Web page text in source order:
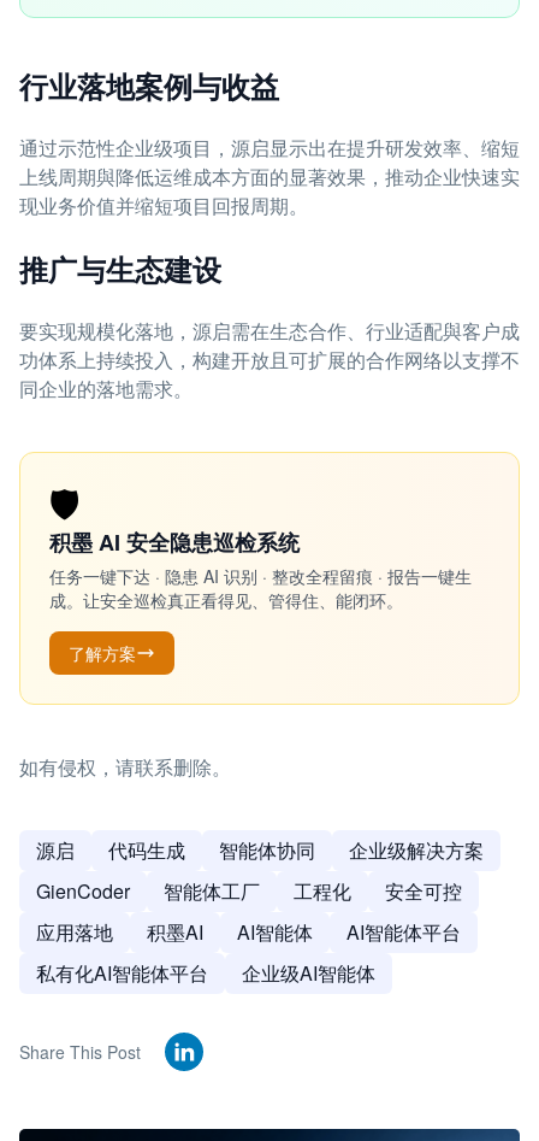
行业落地案例与收益
通过示范性企业级项目，源启显示出在提升研发效率、缩短
上线周期與降低运维成本方面的显著效果，推动企业快速实
现业务价值并缩短项目回报周期。
推广与生态建设
要实现规模化落地，源启需在生态合作、行业适配與客户成
功体系上持续投入，构建开放且可扩展的合作网络以支撑不
同企业的落地需求。
🛡️
积墨 AI 安全隐患巡检系统
任务一键下达 · 隐患 AI 识别 · 整改全程留痕 · 报告一键生
成。让安全巡检真正看得见、管得住、能闭环。
了解方案
如有侵权，请联系删除。
源启 代码生成 智能体协同
企业级解决方案
GienCoder
智能体工厂 工程化
安全可控
应用落地
积墨AI AI智能体
AI智能体平台
私有化AI智能体平台
企业级AI智能体
Share This Post